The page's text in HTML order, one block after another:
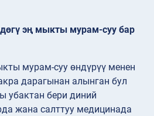
эң мыкты мурам-суу бар
мурам-суу өндүрүү менен
дарагынан алынган бул
убактан бери диний
жана салттуу медицинада